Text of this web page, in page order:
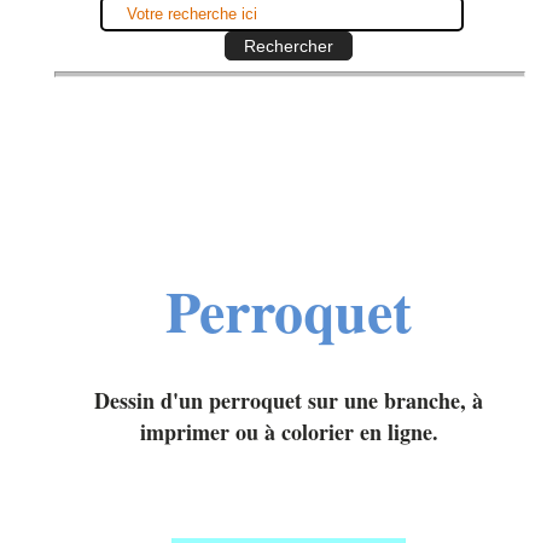
Perroquet
Dessin d'un perroquet sur une branche, à
imprimer ou à colorier en ligne.